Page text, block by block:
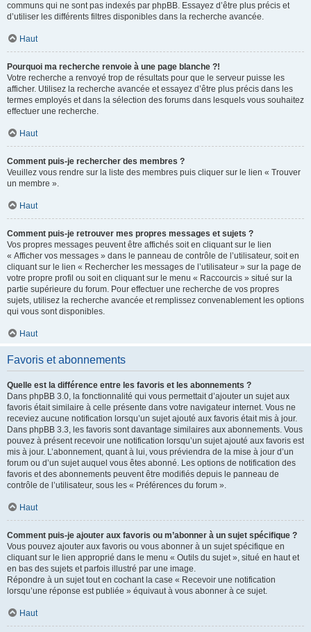
communs qui ne sont pas indexés par phpBB. Essayez d’être plus précis et
d’utiliser les différents filtres disponibles dans la recherche avancée.
Haut
Pourquoi ma recherche renvoie à une page blanche ?!
Votre recherche a renvoyé trop de résultats pour que le serveur puisse les
afficher. Utilisez la recherche avancée et essayez d’être plus précis dans les
termes employés et dans la sélection des forums dans lesquels vous souhaitez
effectuer une recherche.
Haut
Comment puis-je rechercher des membres ?
Veuillez vous rendre sur la liste des membres puis cliquer sur le lien « Trouver
un membre ».
Haut
Comment puis-je retrouver mes propres messages et sujets ?
Vos propres messages peuvent être affichés soit en cliquant sur le lien
« Afficher vos messages » dans le panneau de contrôle de l’utilisateur, soit en
cliquant sur le lien « Rechercher les messages de l’utilisateur » sur la page de
votre propre profil ou soit en cliquant sur le menu « Raccourcis » situé sur la
partie supérieure du forum. Pour effectuer une recherche de vos propres
sujets, utilisez la recherche avancée et remplissez convenablement les options
qui vous sont disponibles.
Haut
Favoris et abonnements
Quelle est la différence entre les favoris et les abonnements ?
Dans phpBB 3.0, la fonctionnalité qui vous permettait d’ajouter un sujet aux
favoris était similaire à celle présente dans votre navigateur internet. Vous ne
receviez aucune notification lorsqu’un sujet ajouté aux favoris était mis à jour.
Dans phpBB 3.3, les favoris sont davantage similaires aux abonnements. Vous
pouvez à présent recevoir une notification lorsqu’un sujet ajouté aux favoris est
mis à jour. L’abonnement, quant à lui, vous préviendra de la mise à jour d’un
forum ou d’un sujet auquel vous êtes abonné. Les options de notification des
favoris et des abonnements peuvent être modifiés depuis le panneau de
contrôle de l’utilisateur, sous les « Préférences du forum ».
Haut
Comment puis-je ajouter aux favoris ou m’abonner à un sujet spécifique ?
Vous pouvez ajouter aux favoris ou vous abonner à un sujet spécifique en
cliquant sur le lien approprié dans le menu « Outils du sujet », situé en haut et
en bas des sujets et parfois illustré par une image.
Répondre à un sujet tout en cochant la case « Recevoir une notification
lorsqu’une réponse est publiée » équivaut à vous abonner à ce sujet.
Haut